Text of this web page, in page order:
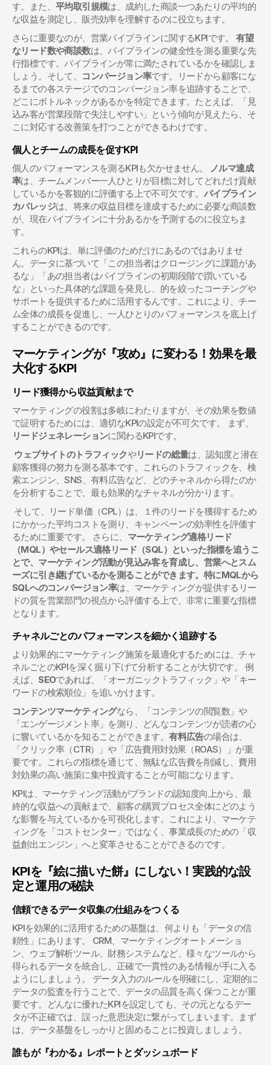
す。また、 平均取引規模は、成約した商談一つあたりの平均的
な収益を測定し、販売効率を理解するのに役立ちます。
さらに重要なのが、営業パイプラインに関するKPIです。 有望
なリード数や商談数は、パイプラインの健全性を測る重要な先
行指標です。パイプラインが常に満たされているかを確認しま
しょう。そして、 コンバージョン率です。リードから顧客にな
るまでの各ステージでのコンバージョン率を追跡することで、
どこにボトルネックがあるかを特定できます。たとえば、「見
込み客が営業段階で失注しやすい」という傾向が見えたら、そ
こに対応する改善策を打つことができるわけです。
個人とチームの成長を促すKPI
個人のパフォーマンスを測るKPIも欠かせません。
ノルマ達成
率は、チームメンバー一人ひとりが目標に対してどれだけ貢献
しているかを客観的に評価する上で不可欠です。 パイプライン
カバレッジは、将来の収益目標を達成するために必要な商談数
が、現在パイプラインに十分あるかを予測するのに役立ちま
す。
これらのKPIは、単に評価のためだけにあるのではありませ
ん。データに基づいて「この担当者はクロージングに課題があ
るな」「あの担当者はパイプラインの初期段階で躓いている
な」といった具体的な課題を発見し、的を絞ったコーチングや
サポートを提供するために活用するんです。これにより、チー
ム全体の成長を促進し、一人ひとりのパフォーマンスを底上げ
することができるのです。
マーケティングが『攻め』に変わる！効果を最
大化するKPI
リード獲得から収益貢献まで
マーケティングの役割は多岐にわたりますが、その効果を数値
で証明するためには、適切なKPIの設定が不可欠です。 まず、
リードジェネレーションに関わるKPIです。
ウェブサイトのトラフィックやリードの総量は、認知度と潜在
顧客獲得の努力を測る基本です。これらのトラフィックを、検
索エンジン、SNS、有料広告など、どのチャネルから得たのか
を分析することで、最も効果的なチャネルが分かります。
そして、リード単価（CPL）は、１件のリードを獲得するため
にかかった平均コストを測り、キャンペーンの効率性を評価す
るために重要です。 さらに、 マーケティング適格リード
（MQL）やセールス適格リード（SQL）といった指標を追うこ
とで、マーケティング活動が見込み客を育成し、営業へとスム
ーズに引き継げているかを測ることができます。特にMQLから
SQLへのコンバージョン率は、マーケティングが提供するリー
ドの質を営業部門の視点から評価する上で、非常に重要な指標
となります。
チャネルごとのパフォーマンスを細かく追跡する
より効果的にマーケティング施策を最適化するためには、チャ
ネルごとのKPIを深く掘り下げて分析することが大切です。 例
えば、 SEOであれば、「オーガニックトラフィック」や「キー
ワードの検索順位」を追いかけます。
コンテンツマーケティングなら、「コンテンツの閲覧数」や
「エンゲージメント率」を測り、どんなコンテンツが読者の心
に響いているかを知ることができます。有料広告の場合は、
「クリック率（CTR）」や「広告費用対効果（ROAS）」が重
要です。これらの指標を通じて、無駄な広告費を削減し、費用
対効果の高い施策に集中投資することが可能になります。
KPIは、マーケティング活動がブランドの認知度向上から、最
終的な収益への貢献まで、顧客の購買プロセス全体にどのよう
な影響を与えているかを可視化します。これにより、マーケテ
ィングを「コストセンター」ではなく、事業成長のための「収
益創出エンジン」へと変革させることができるのです。
KPIを『絵に描いた餅』にしない！実践的な設
定と運用の秘訣
信頼できるデータ収集の仕組みをつくる
KPIを効果的に活用するための基盤は、何よりも「データの信
頼性」にあります。 CRM、マーケティングオートメーショ
ン、ウェブ解析ツール、財務システムなど、様々なツールから
得られるデータを統合し、正確で一貫性のある情報が手に入る
ようにしましょう。 データ入力のルールを明確にし、定期的に
データの監査を行うことで、データの品質を高く保つことが重
要です。どんなに優れたKPIを設定しても、その元となるデー
タが不正確では、誤った意思決定に繋がってしまいます。まず
は、データ基盤をしっかりと固めることに投資しましょう。
誰もが『わかる』レポートとダッシュボード